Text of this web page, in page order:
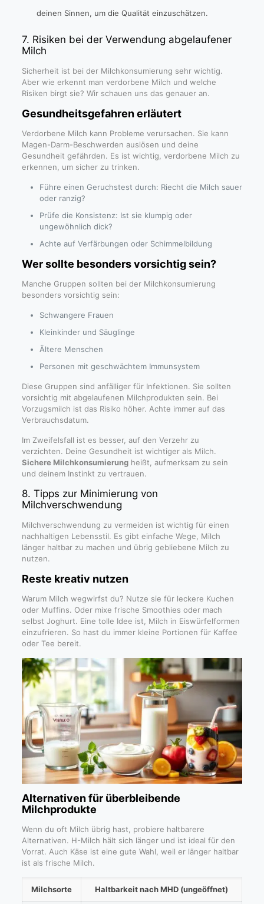
deinen Sinnen, um die Qualität einzuschätzen.
7. Risiken bei der Verwendung abgelaufener
Milch
Sicherheit ist bei der Milchkonsumierung sehr wichtig.
Aber wie erkennt man verdorbene Milch und welche
Risiken birgt sie? Wir schauen uns das genauer an.
Gesundheitsgefahren erläutert
Verdorbene Milch kann Probleme verursachen. Sie kann
Magen-Darm-Beschwerden auslösen und deine
Gesundheit gefährden. Es ist wichtig, verdorbene Milch zu
erkennen, um sicher zu trinken.
Führe einen Geruchstest durch: Riecht die Milch sauer
oder ranzig?
Prüfe die Konsistenz: Ist sie klumpig oder
ungewöhnlich dick?
Achte auf Verfärbungen oder Schimmelbildung
Wer sollte besonders vorsichtig sein?
Manche Gruppen sollten bei der Milchkonsumierung
besonders vorsichtig sein:
Schwangere Frauen
Kleinkinder und Säuglinge
Ältere Menschen
Personen mit geschwächtem Immunsystem
Diese Gruppen sind anfälliger für Infektionen. Sie sollten
vorsichtig mit abgelaufenen Milchprodukten sein. Bei
Vorzugsmilch ist das Risiko höher. Achte immer auf das
Verbrauchsdatum.
Im Zweifelsfall ist es besser, auf den Verzehr zu
verzichten. Deine Gesundheit ist wichtiger als Milch.
Sichere Milchkonsumierungheißt, aufmerksam zu sein
und deinem Instinkt zu vertrauen.
8. Tipps zur Minimierung von
Milchverschwendung
Milchverschwendung zu vermeiden ist wichtig für einen
nachhaltigen Lebensstil. Es gibt einfache Wege, Milch
länger haltbar zu machen und übrig gebliebene Milch zu
nutzen.
Reste kreativ nutzen
Warum Milch wegwirfst du? Nutze sie für leckere Kuchen
oder Muffins. Oder mixe frische Smoothies oder mach
selbst Joghurt. Eine tolle Idee ist, Milch in Eiswürfelformen
einzufrieren. So hast du immer kleine Portionen für Kaffee
oder Tee bereit.
Alternativen für überbleibende
Milchprodukte
Wenn du oft Milch übrig hast, probiere haltbarere
Alternativen. H-Milch hält sich länger und ist ideal für den
Vorrat. Auch Käse ist eine gute Wahl, weil er länger haltbar
ist als frische Milch.
Milchsorte Haltbarkeit nach MHD (ungeöffnet)